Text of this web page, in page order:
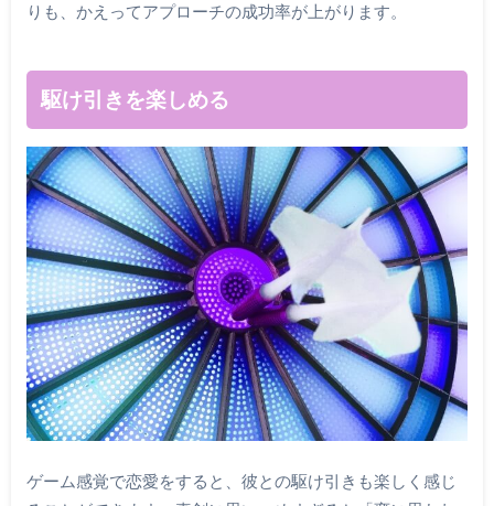
りも、かえってアプローチの成功率が上がります。
駆け引きを楽しめる
ゲーム感覚で恋愛をすると、彼との駆け引きも楽しく感じ